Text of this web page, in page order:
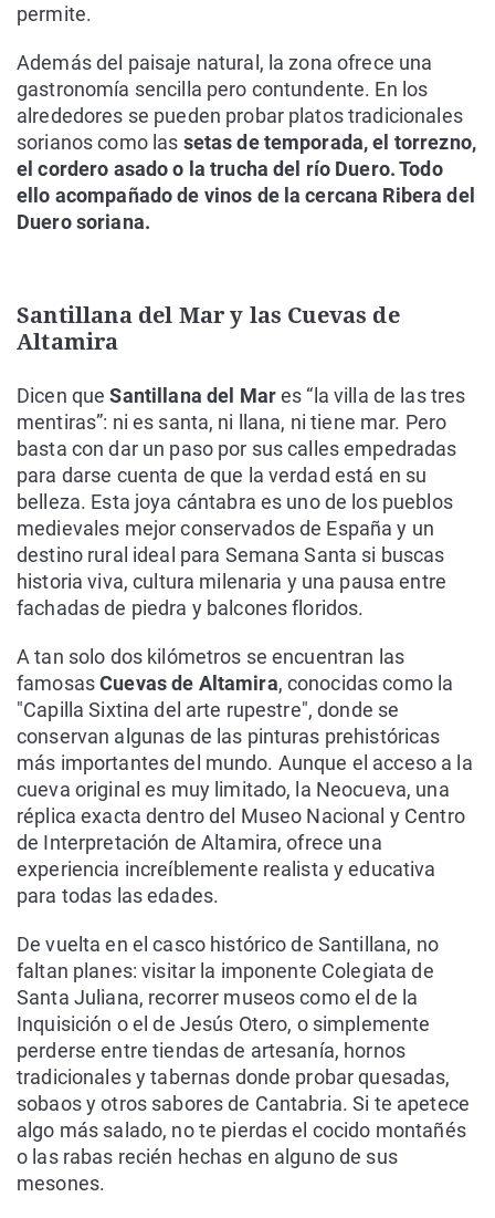
permite.
Además del paisaje natural, la zona ofrece una
gastronomía sencilla pero contundente. En los
alrededores se pueden probar platos tradicionales
sorianos como las setas de temporada, el torrezno,
el cordero asado o la trucha del río Duero. Todo
ello acompañado de vinos de la cercana Ribera del
Duero soriana.
Santillana del Mar y las Cuevas de
Altamira
Dicen queSantillana del Mares “la villa de las tres
mentiras”: ni es santa, ni llana, ni tiene mar. Pero
basta con dar un paso por sus calles empedradas
para darse cuenta de que la verdad está en su
belleza. Esta joya cántabra es uno de los pueblos
medievales mejor conservados de España y un
destino rural ideal para Semana Santa si buscas
historia viva, cultura milenaria y una pausa entre
fachadas de piedra y balcones floridos.
A tan solo dos kilómetros se encuentran las
famosasCuevas de Altamira, conocidas como la
"Capilla Sixtina del arte rupestre", donde se
conservan algunas de las pinturas prehistóricas
más importantes del mundo. Aunque el acceso a la
cueva original es muy limitado, la Neocueva, una
réplica exacta dentro del Museo Nacional y Centro
de Interpretación de Altamira, ofrece una
experiencia increíblemente realista y educativa
para todas las edades.
De vuelta en el casco histórico de Santillana, no
faltan planes: visitar la imponente Colegiata de
Santa Juliana, recorrer museos como el de la
Inquisición o el de Jesús Otero, o simplemente
perderse entre tiendas de artesanía, hornos
tradicionales y tabernas donde probar quesadas,
sobaos y otros sabores de Cantabria. Si te apetece
algo más salado, no te pierdas el cocido montañés
o las rabas recién hechas en alguno de sus
mesones.